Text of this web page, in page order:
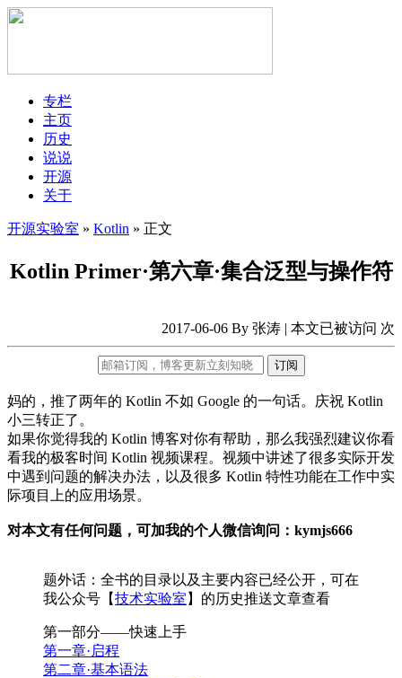
专栏
主页
历史
说说
开源
关于
开源实验室 » Kotlin » 正文
Kotlin Primer·第六章·集合泛型与操作符
2017-06-06 By 张涛 | 本文已被访问 次
订阅
妈的，推了两年的 Kotlin 不如 Google 的一句话。庆祝 Kotlin
小三转正了。
如果你觉得我的 Kotlin 博客对你有帮助，那么我强烈建议你看
看我的极客时间 Kotlin 视频课程。视频中讲述了很多实际开发
中遇到问题的解决办法，以及很多 Kotlin 特性功能在工作中实
际项目上的应用场景。
对本文有任何问题，可加我的个人微信询问：kymjs666
题外话：全书的目录以及主要内容已经公开，可在
我公众号【技术实验室 】的历史推送文章查看
第一部分——快速上手
第一章·启程
第二章·基本语法